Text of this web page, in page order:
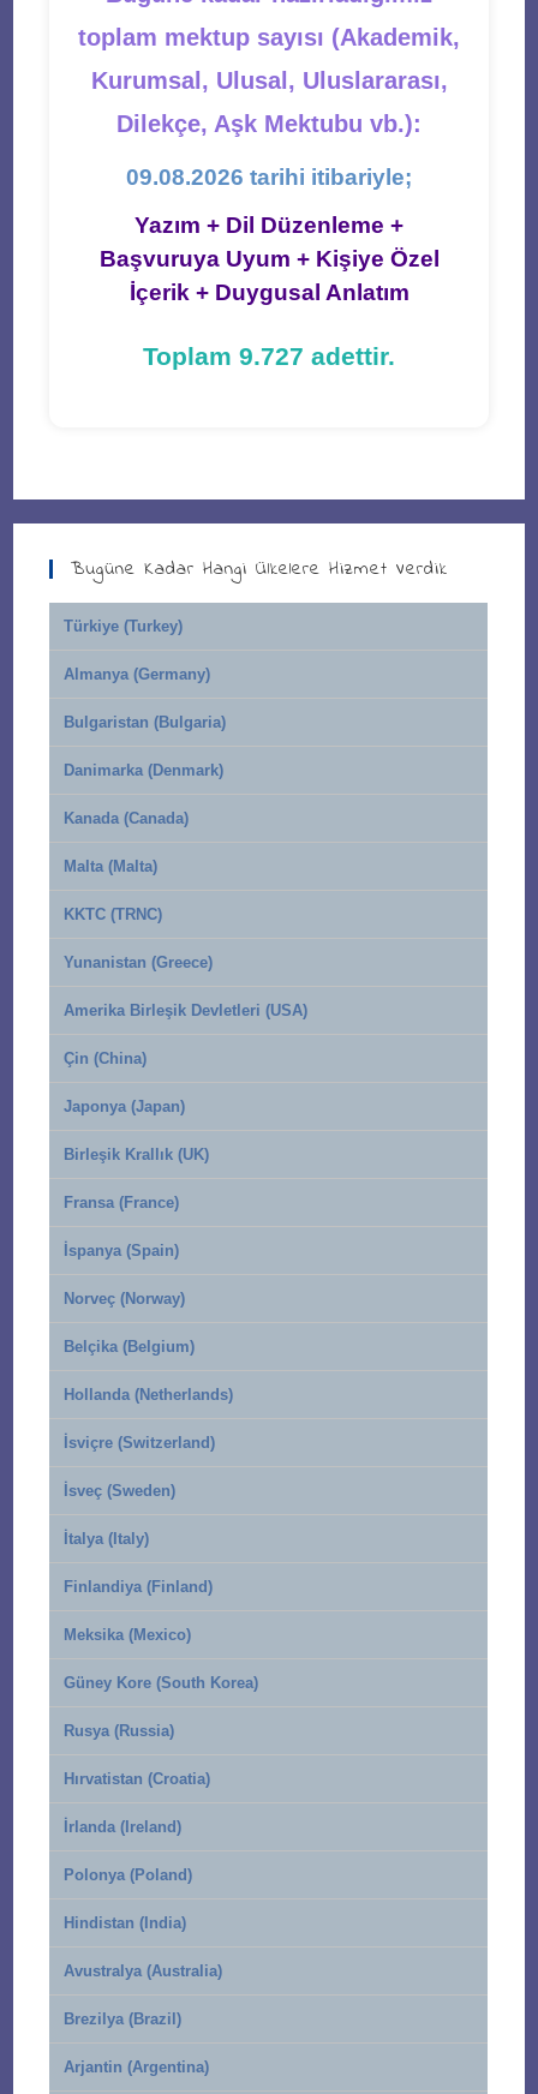
toplam mektup sayısı (Akademik,
Kurumsal, Ulusal, Uluslararası,
Dilekçe, Aşk Mektubu vb.):
09.08.2026 tarihi itibariyle;
Yazım + Dil Düzenleme +
Başvuruya Uyum + Kişiye Özel
İçerik + Duygusal Anlatım
Toplam 9.727 adettir.
Bugüne Kadar Hangi Ülkelere Hizmet Verdik
Türkiye (Turkey)
Almanya (Germany)
Bulgaristan (Bulgaria)
Danimarka (Denmark)
Kanada (Canada)
Malta (Malta)
KKTC (TRNC)
Yunanistan (Greece)
Amerika Birleşik Devletleri (USA)
Çin (China)
Japonya (Japan)
Birleşik Krallık (UK)
Fransa (France)
İspanya (Spain)
Norveç (Norway)
Belçika (Belgium)
Hollanda (Netherlands)
İsviçre (Switzerland)
İsveç (Sweden)
İtalya (Italy)
Finlandiya (Finland)
Meksika (Mexico)
Güney Kore (South Korea)
Rusya (Russia)
Hırvatistan (Croatia)
İrlanda (Ireland)
Polonya (Poland)
Hindistan (India)
Avustralya (Australia)
Brezilya (Brazil)
Arjantin (Argentina)